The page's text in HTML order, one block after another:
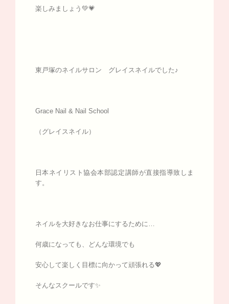
楽しみましょう💚💗
東戸塚のネイルサロン グレイスネイルでした♪
Grace Nail & Nail School
（グレイスネイル）
日本ネイリスト協会本部認定講師が直接指導致しま
す。
ネイルを大好きなお仕事にするために…
何歳になっても、どんな環境でも
安心して楽しく目標に向かって頑張れる💖
そんなスクールです✨